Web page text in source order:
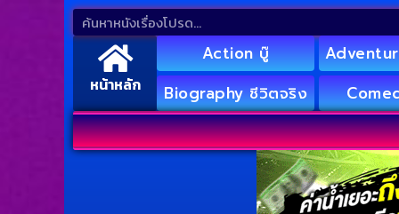
หน้าหลัก
Action บู๊
Biography ชีวิตจริง